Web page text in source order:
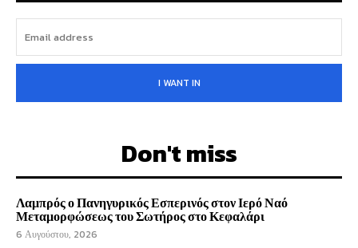
I WANT IN
Don't miss
Λαμπρός ο Πανηγυρικός Εσπερινός στον Ιερό Ναό
Μεταμορφώσεως του Σωτήρος στο Κεφαλάρι
6 Αυγούστου, 2026